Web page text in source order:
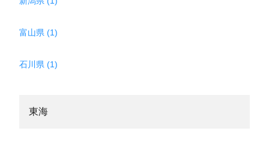
富山県 (1)
石川県 (1)
東海